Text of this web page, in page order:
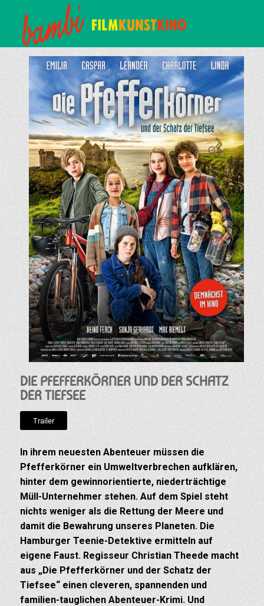
DIE PFEFFERKÖRNER UND DER SCHATZ
DER TIEFSEE
Trailer
In ihrem neuesten Abenteuer müssen die
Pfefferkörner ein Umweltverbrechen aufklären,
hinter dem gewinnorientierte, niederträchtige
Müll-Unternehmer stehen. Auf dem Spiel steht
nichts weniger als die Rettung der Meere und
damit die Bewahrung unseres Planeten. Die
Hamburger Teenie-Detektive ermitteln auf
eigene Faust. Regisseur Christian Theede macht
aus „Die Pfefferkörner und der Schatz der
Tiefsee“ einen cleveren, spannenden und
familien-tauglichen Abenteuer-Krimi. Und